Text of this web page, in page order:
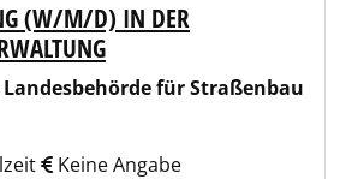
(W/M/D) IN DER
für Straßenbau
Keine Angabe